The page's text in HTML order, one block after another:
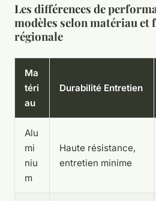
Les différences de
modèles selon matériau et
régionale
Ma
téri
au
Durabilité Entretien
Alu
mi
niu
m
Haute résistance,
entretien minime